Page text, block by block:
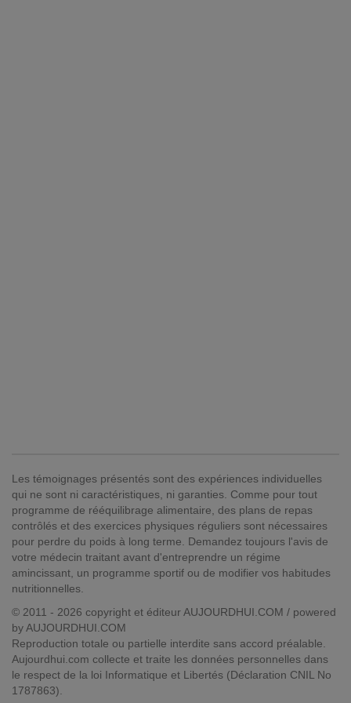
Les témoignages présentés sont des expériences individuelles
qui ne sont ni caractéristiques, ni garanties. Comme pour tout
programme de rééquilibrage alimentaire, des plans de repas
contrôlés et des exercices physiques réguliers sont nécessaires
pour perdre du poids à long terme. Demandez toujours l'avis de
votre médecin traitant avant d'entreprendre un régime
amincissant, un programme sportif ou de modifier vos habitudes
nutritionnelles.
© 2011 - 2026 copyright et éditeur AUJOURDHUI.COM / powered
by AUJOURDHUI.COM
Reproduction totale ou partielle interdite sans accord préalable.
Aujourdhui.com collecte et traite les données personnelles dans
le respect de la loi Informatique et Libertés (Déclaration CNIL No
1787863).